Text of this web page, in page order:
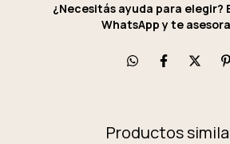
¿Necesitás ayuda para elegir?
WhatsApp y te
Productos